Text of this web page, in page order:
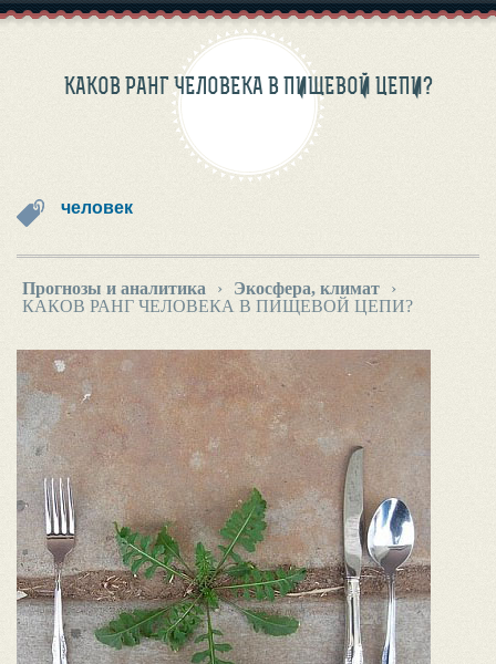
КАКОВ РАНГ ЧЕЛОВЕКА В ПИЩЕВОЙ ЦЕПИ?
человек
Прогнозы и аналитика › Экосфера, климат
›
КАКОВ РАНГ ЧЕЛОВЕКА В ПИЩЕВОЙ ЦЕПИ?